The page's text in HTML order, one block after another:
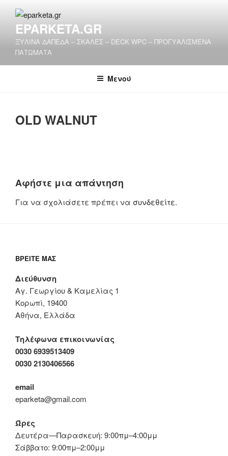
περιεχόμενο
EPARKETA.GR
ΞΥΛΙΝΑ ΔΑΠΕΔΑ – ΣΚΑΛΕΣ – DECK WPC – ΠΡΟΓΥΑΛΙΣΜΕΝΑ
ΠΑΤΩΜΑΤΑ
Μενού
OLD WALNUT
Αφήστε μια απάντηση
Για να σχολιάσετε πρέπει να συνδεθείτε.
ΒΡΕΊΤΕ ΜΑΣ
Διεύθυνση
Αγ. Γεωργίου & Καμελίας 1
Κορωπί, 19400
Αθήνα, Ελλάδα
Τηλέφωνα επικοινωνίας
0030 6939513409
0030 2130406566
email
eparketa@gmail.com
Ώρες
Δευτέρα—Παρασκευή: 9:00πμ–4:00μμ
Σάββατο: 9:00πμ–2:00μμ